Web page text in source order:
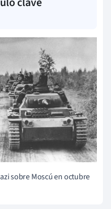
sobre Moscú en octubre